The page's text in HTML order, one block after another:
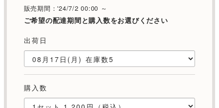
販売期間：'24/7/2 00:00 ～
ご希望の配達期間と購入数をお選びください
出荷日
購入数